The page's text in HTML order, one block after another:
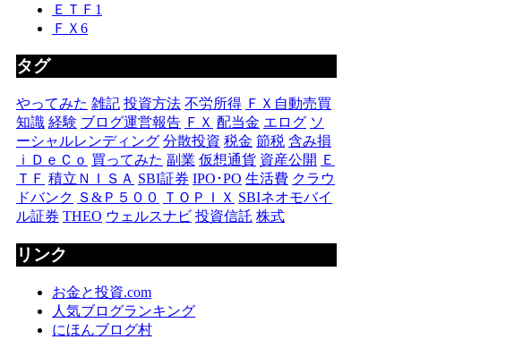
ＥＴＦ 1
ＦＸ 6
タグ
やってみた 雑記 投資方法 不労所得 ＦＸ自動売買
知識 経験 ブログ運営報告 ＦＸ 配当金 エログ ソ
ーシャルレンディング 分散投資 税金 節税 含み損
ｉＤｅＣｏ 買ってみた 副業 仮想通貨 資産公開 Ｅ
ＴＦ 積立ＮＩＳＡ SBI証券 IPO･PO 生活費 クラウ
ドバンク Ｓ&Ｐ５００ ＴＯＰＩＸ SBIネオモバイ
ル証券 THEO ウェルスナビ 投資信託 株式
リンク
お金と投資.com
人気ブログランキング
にほんブログ村